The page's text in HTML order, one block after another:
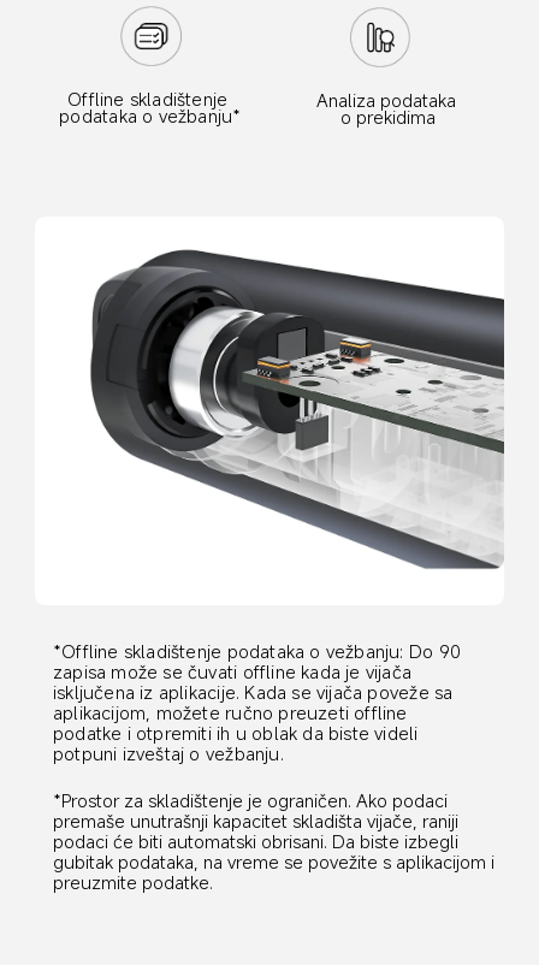
Offline skladištenje
podataka o vežbanju*
Analiza podataka
o prekidima
*Offline skladištenje podataka o vežbanju: Do 90
zapisa može se čuvati offline kada je vijača
isključena iz aplikacije. Kada se vijača poveže sa
aplikacijom, možete ručno preuzeti offline
podatke i otpremiti ih u oblak da biste videli
potpuni izveštaj o vežbanju.
*Prostor za skladištenje je ograničen. Ako podaci
premaše unutrašnji kapacitet skladišta vijače, raniji
podaci će biti automatski obrisani. Da biste izbegli
gubitak podataka, na vreme se povežite s aplikacijom i
preuzmite podatke.